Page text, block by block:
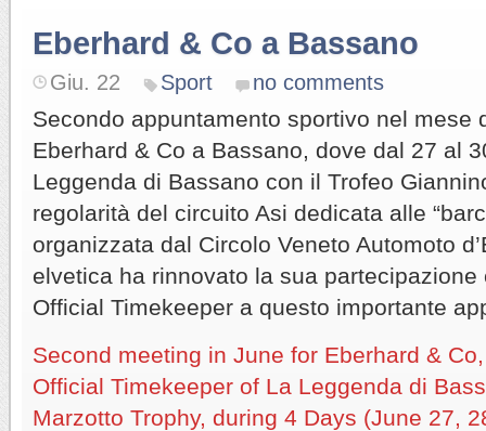
Eberhard & Co a Bassano
Giu. 22 Sport no comments
Secondo appuntamento sportivo nel mese
Eberhard & Co a Bassano, dove dal 27 al
Leggenda di Bassano con il Trofeo
regolarità del circuito Asi dedicata alle
organizzata dal Circolo Veneto Automoto
elvetica ha rinnovato la sua
Official Timekeeper a questo importante
Second meeting in June for Eberhard &
Official Timekeeper of La Leggenda di
Marzotto Trophy, during 4 Days (June 27,